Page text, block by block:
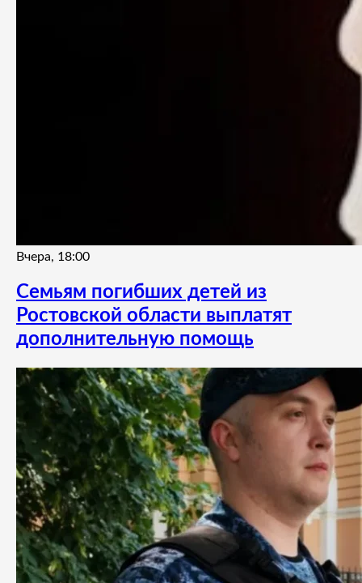
Вчера, 18:00
Семьям погибших детей из
Ростовской области выплатят
дополнительную помощь